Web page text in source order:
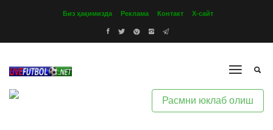
Биз ҳақимизда Реклама Контакт Х-сайт
Расмни юклаб олиш